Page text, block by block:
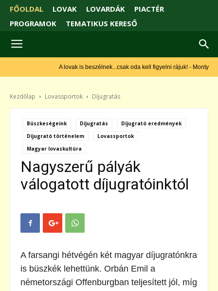
FŐOLDAL LOVAK LOVARDÁK
PIACTÉR
PROGRAMOK
TEMATIKUS KERESŐ
A lovak is beszélnek...csak oda kell figyelni rájuk! - Monty Roberts
Kezdőlap Lovassportok Díjugratás
Büszkeségeink Díjugratás
Díjugrató eredmények
Díjugrató történelem
Lovassportok
Magyar lovaskultúra
Nagyszerű pályák
válogatott díjugratóinktól
A farsangi hétvégén két magyar díjugratónkra
is büszkék lehettünk. Orbán Emil a
németországi Offenburgban teljesített jól, míg